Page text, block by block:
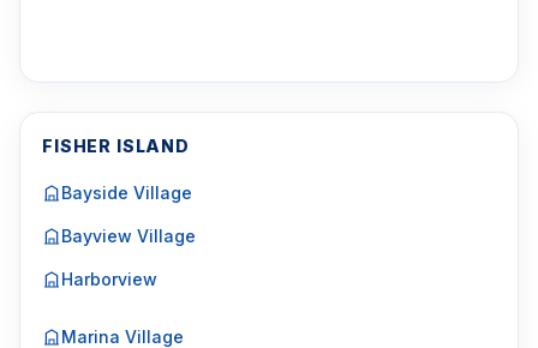
FISHER ISLAND
Bayside Village
Bayview Village
Harborview
Marina Village